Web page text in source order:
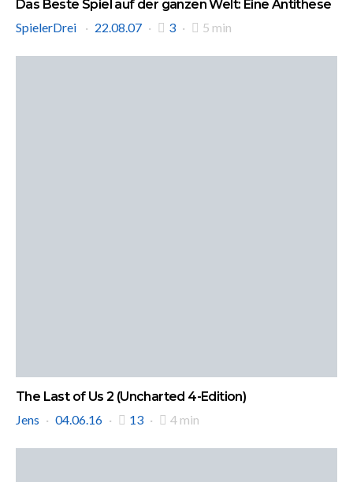
Das Beste Spiel auf der ganzen Welt: Eine Antithese
SpielerDrei
22.08.07 3 5 min
The Last of Us 2 (Uncharted 4-Edition)
Jens
04.06.16 13 4 min